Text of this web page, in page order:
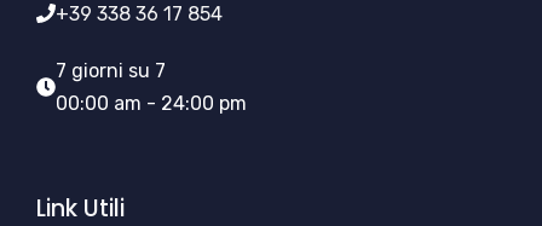
+39 338 36 17 854
7 giorni su 7
00:00 am - 24:00 pm
Link Utili